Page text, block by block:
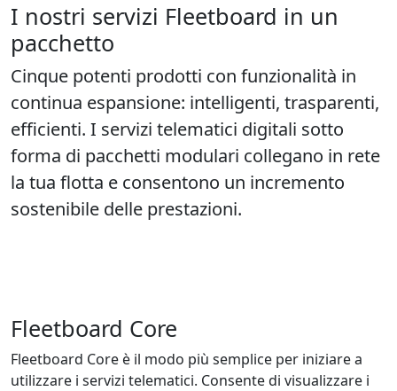
I nostri servizi Fleetboard in un
pacchetto
Cinque potenti prodotti con funzionalità in
continua espansione: intelligenti, trasparenti,
efficienti. I servizi telematici digitali sotto
forma di pacchetti modulari collegano in rete
la tua flotta e consentono un incremento
sostenibile delle prestazioni.
Fleetboard Core
Fleetboard Core è il modo più semplice per iniziare a
utilizzare i servizi telematici. Consente di visualizzare i